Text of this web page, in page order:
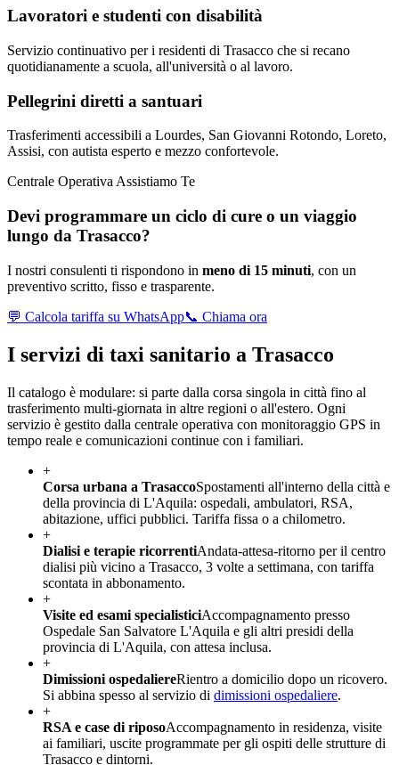
Lavoratori e studenti con disabilità
Servizio continuativo per i residenti di Trasacco che si recano
quotidianamente a scuola, all'università o al lavoro.
Pellegrini diretti a santuari
Trasferimenti accessibili a Lourdes, San Giovanni Rotondo, Loreto,
Assisi, con autista esperto e mezzo confortevole.
Centrale Operativa Assistiamo Te
Devi programmare un ciclo di cure o un viaggio
lungo da Trasacco?
I nostri consulenti ti rispondono in meno di 15 minuti, con un
preventivo scritto, fisso e trasparente.
💬 Calcola tariffa su WhatsApp📞 Chiama ora
I servizi di taxi sanitario a Trasacco
Il catalogo è modulare: si parte dalla corsa singola in città fino al
trasferimento multi-giornata in altre regioni o all'estero. Ogni
servizio è gestito dalla centrale operativa con monitoraggio GPS in
tempo reale e comunicazioni continue con i familiari.
+
Corsa urbana a TrasaccoSpostamenti all'interno della città e
della provincia di L'Aquila: ospedali, ambulatori, RSA,
abitazione, uffici pubblici. Tariffa fissa o a chilometro.
+
Dialisi e terapie ricorrentiAndata-attesa-ritorno per il centro
dialisi più vicino a Trasacco, 3 volte a settimana, con tariffa
scontata in abbonamento.
+
Visite ed esami specialisticiAccompagnamento presso
Ospedale San Salvatore L'Aquila e gli altri presidi della
provincia di L'Aquila, con attesa inclusa.
+
Dimissioni ospedaliereRientro a domicilio dopo un ricovero.
Si abbina spesso al servizio di dimissioni ospedaliere.
+
RSA e case di riposoAccompagnamento in residenza, visite
ai familiari, uscite programmate per gli ospiti delle strutture di
Trasacco e dintorni.